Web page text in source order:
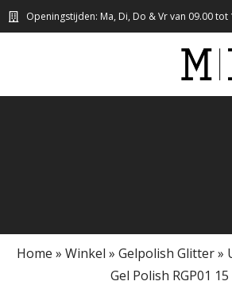
Openingstijden: Ma, Di, Do & Vr van 09.00 tot
Home » Winkel » Gelpolish Glitter»
Gel Polish RGP01